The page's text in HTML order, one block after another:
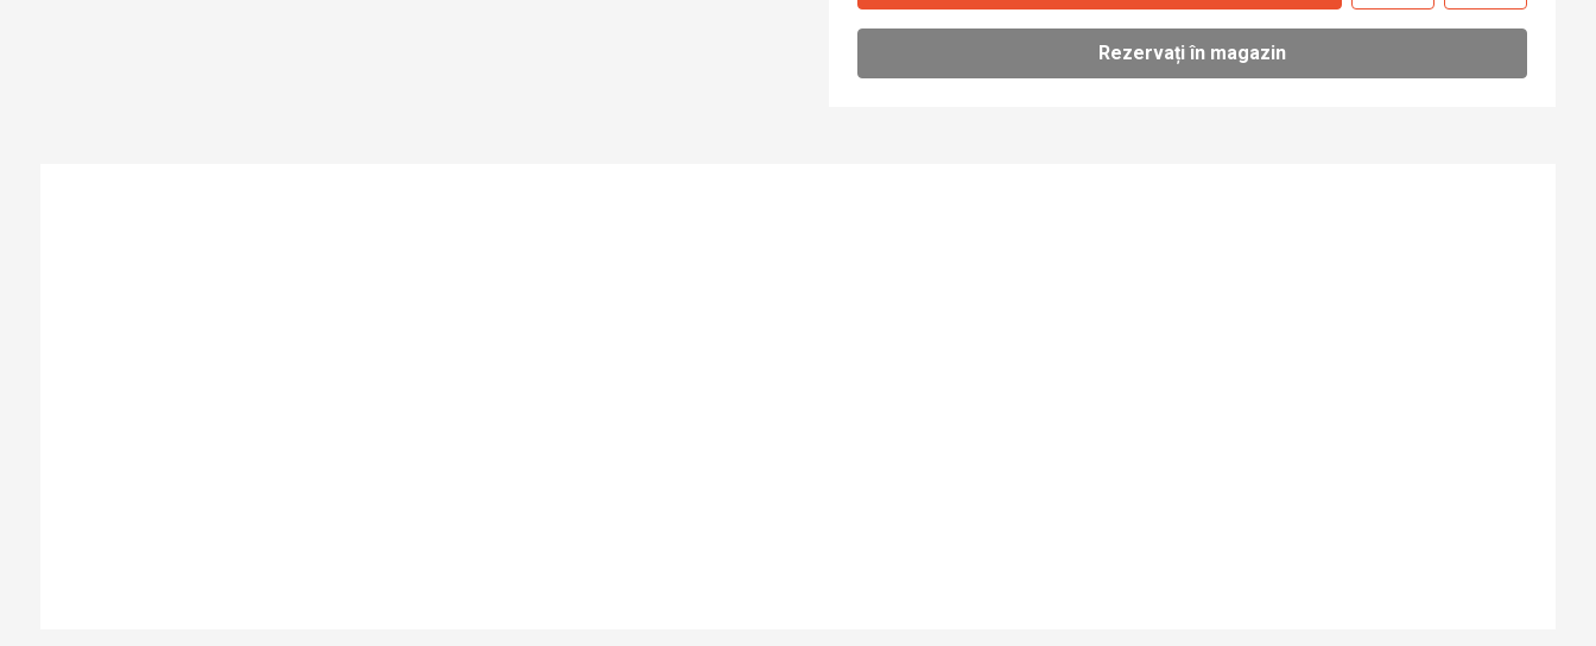
Rezervați în magazin